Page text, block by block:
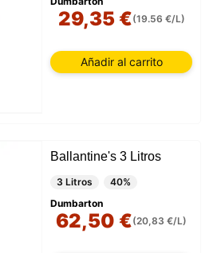
29,35 €(19.56 €/L)
Añadir al carrito
Ballantine's 3 Litros
3 Litros
40%
Dumbarton
62,50 €(20,83 €/L)